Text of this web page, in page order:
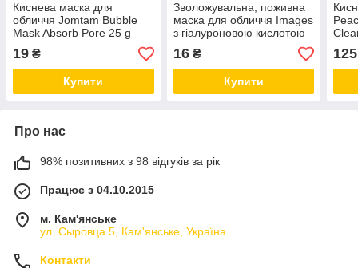
Киснева маска для
обличчя Jomtam Bubble
Mask Absorb Pore 25 g
19 ₴
Купити
Зволожувальна, поживна
маска для обличчя Images
з гіалуроновою кислотою
25 g
16₴
Купити
100
125
Про нас
98% позитивних з 98 відгуків за рік
Працює з 04.10.2015
м. Кам'янське
ул. Сыровца 5, Кам'янське, Україна
Контакти